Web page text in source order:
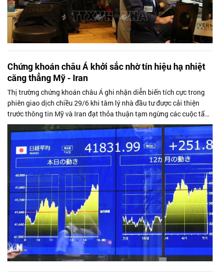
Chứng khoán châu Á khởi sắc nhờ tín hiệu hạ nhiệt
căng thẳng Mỹ - Iran
Thị trường chứng khoán châu Á ghi nhận diễn biến tích cực trong
phiên giao dịch chiều 29/6 khi tâm lý nhà đầu tư được cải thiện
trước thông tin Mỹ và Iran đạt thỏa thuận tạm ngừng các cuộc tấn
công đáp...